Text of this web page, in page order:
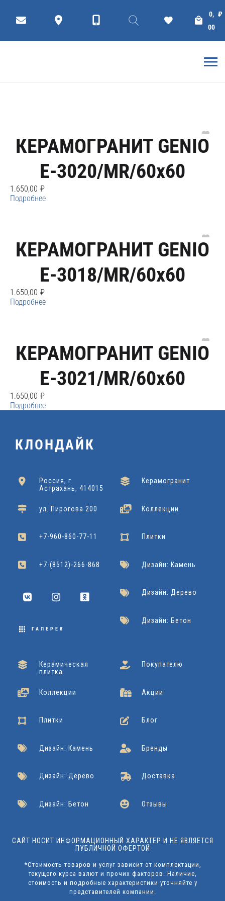
₽
0,
00
Genio
КЕРАМОГРАНИТ GENIO
E-3020/MR/60x60
₽
1.650,00
Подробнее
КЕРАМОГРАНИТ GENIO
E-3018/MR/60x60
₽
1.650,00
Подробнее
КЕРАМОГРАНИТ GENIO
E-3021/MR/60x60
₽
1.650,00
Подробнее
КЛОНДАЙК
Россия, г.
Астрахань, 414015
ул. Пирогова 200
+7-960-860-77-11
+7-(8512)-266-868
ГАЛЕРЕЯ
Керамогранит
Коллекции
Плитки
Дизайн: Камень
Дизайн: Дерево
Дизайн: Бетон
Керамическая
плитка
Коллекции
Плитки
Дизайн: Камень
Дизайн: Дерево
Дизайн: Бетон
Покупателю
Акции
Блог
Бренды
Доставка
Отзывы
САЙТ НОСИТ ИНФОРМАЦИОННЫЙ ХАРАКТЕР И НЕ ЯВЛЯЕТСЯ
ПУБЛИЧНОЙ ОФЕРТОЙ
*Стоимость товаров и услуг зависит от комплектации,
текущего курса валют и прочих факторов. Наличие,
стоимость и подробные характеристики уточняйте у
представителей компании.